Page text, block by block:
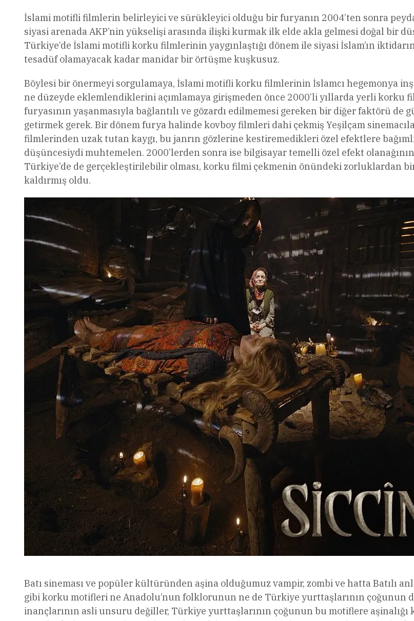
İslami motifli filmlerin belirleyici ve sürükleyici olduğu bir furyanın 2004’ten sonra
siyasi arenada AKP’nin yükselişi arasında ilişki kurmak ilk elde akla gelmesi doğal bir
Türkiye’de İslami motifli korku filmlerinin yaygınlaştığı dönem ile siyasi İslam’ın
tesadüf olamayacak kadar manidar bir örtüşme kuşkusuz.
Böylesi bir önermeyi sorgulamaya, İslami motifli korku filmlerinin İslamcı hegemonya
ne düzeyde eklemlendiklerini açımlamaya girişmeden önce 2000’li yıllarda yerli korku
furyasının yaşanmasıyla bağlantılı ve gözardı edilmemesi gereken bir diğer faktörü de
getirmek gerek. Bir dönem furya halinde kovboy filmleri dahi çekmiş Yeşilçam
filmlerinden uzak tutan kaygı, bu janrın gözlerine kestiremedikleri özel efektlere
düşüncesiydi muhtemelen. 2000’lerden sonra ise bilgisayar temelli özel efekt
Türkiye’de de gerçekleştirilebilir olması, korku filmi çekmenin önündeki zorluklardan
kaldırmış oldu.
Batı sineması ve popüler kültüründen aşina olduğumuz vampir, zombi ve hatta Batılı
gibi korku motifleri ne Anadolu’nun folklorunun ne de Türkiye yurttaşlarının çoğunun
inançlarının asli unsuru değiller, Türkiye yurttaşlarının çoğunun bu motiflere aşinalığı